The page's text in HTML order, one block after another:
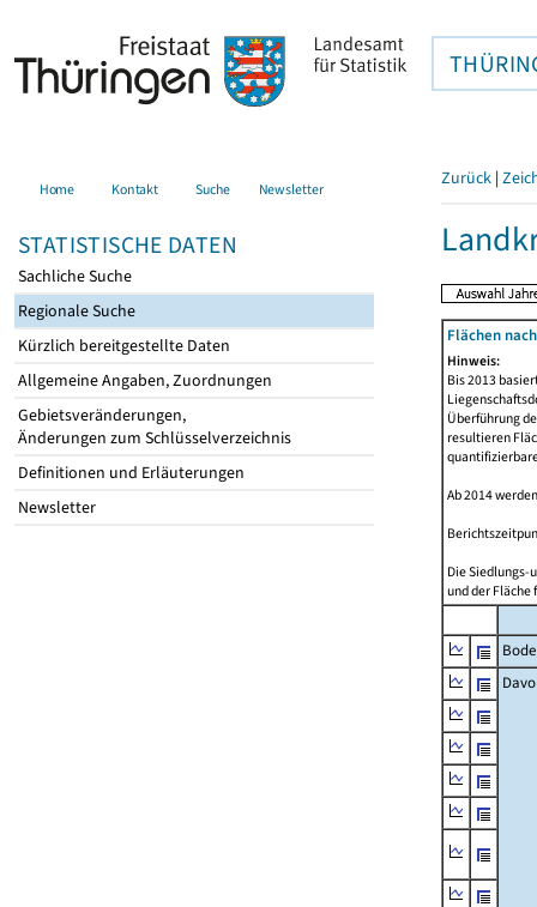
Home Kontakt Suche Newsletter
STATISTISCHE DATEN
Sachliche Suche
Regionale Suche
Kürzlich bereitgestellte Daten
Allgemeine Angaben, Zuordnungen
Gebietsveränderungen,
Änderungen zum Schlüsselverzeichnis
Definitionen und Erläuterungen
Newsletter
Zurück |
Flächen
Hinweis:
Bis 2013
Überführung
resultieren
Ab 2014
Die Siedlungs-
und der Fläche